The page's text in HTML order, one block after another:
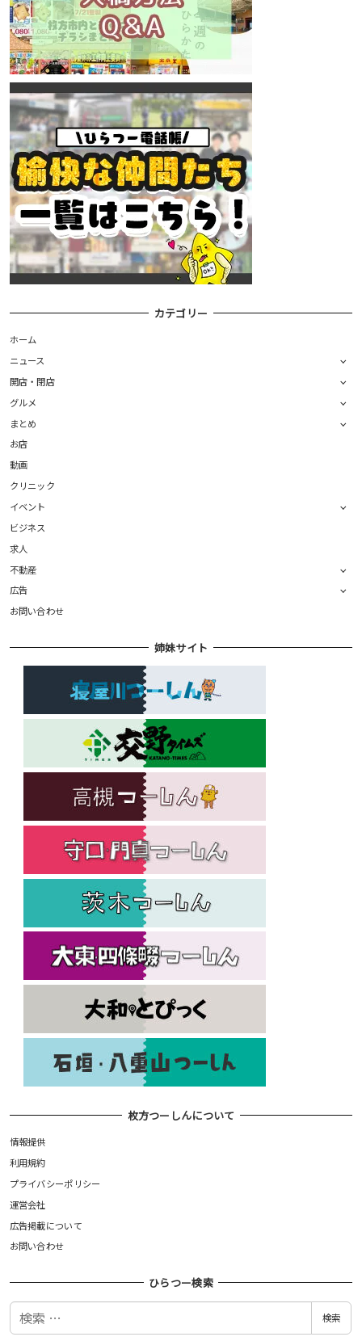
カテゴリー
ホーム
ニュース
開店・閉店
グルメ
まとめ
お店
動画
クリニック
イベント
ビジネス
求人
不動産
広告
お問い合わせ
姉妹サイト
枚方つーしんについて
情報提供
利用規約
プライバシーポリシー
運営会社
広告掲載について
お問い合わせ
ひらつー検索
検
検索